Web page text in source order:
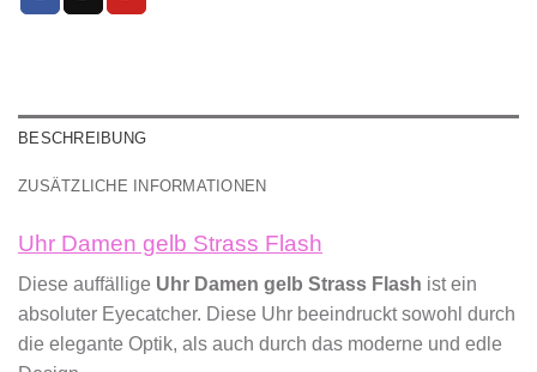
BESCHREIBUNG
ZUSÄTZLICHE INFORMATIONEN
Uhr Damen gelb Strass Flash
Diese auffällige Uhr Damen gelb Strass Flash ist ein
absoluter Eyecatcher. Diese Uhr beeindruckt sowohl durch
die elegante Optik, als auch durch das moderne und edle